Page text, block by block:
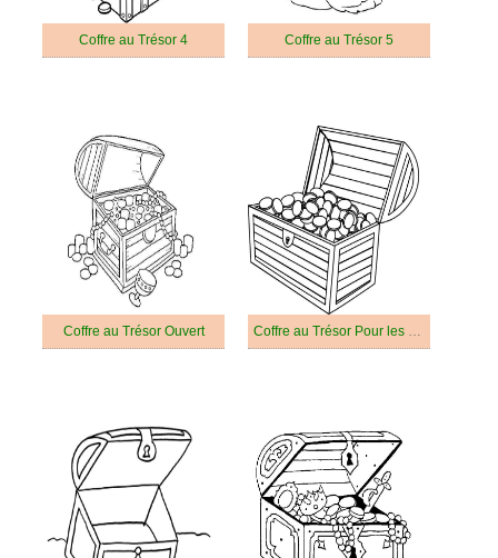
Coffre au Trésor 4 Coffre au Trésor 5
Coffre au Trésor Ouvert Coffre au Trésor Pour les Enfants de 6 Ans